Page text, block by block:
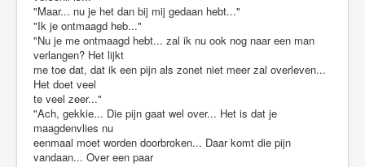
"Maar... nu je het dan bij mij gedaan hebt..."
"Ik je ontmaagd heb..."
"Nu je me ontmaagd hebt... zal ik nu ook nog naar een man
verlangen? Het lijkt
me toe dat, dat ik een pijn als zonet niet meer zal overleven...
Het doet veel
te veel zeer..."
"Ach, gekkie... Die pijn gaat wel over... Het is dat je
maagdenvlies nu
eenmaal moet worden doorbroken... Daar komt die pijn
vandaan... Over een paar